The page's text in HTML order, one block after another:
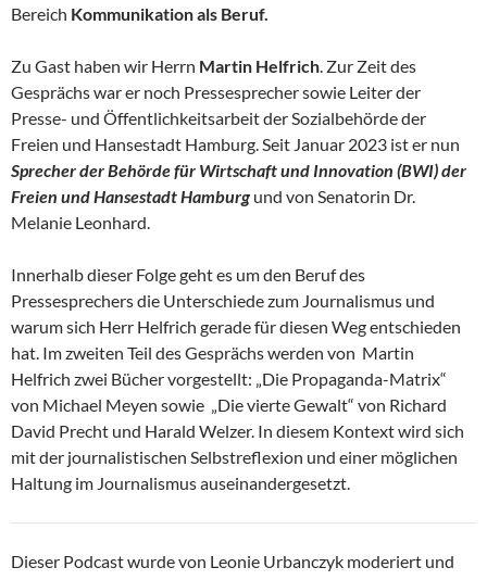
Bereich Kommunikation als Beruf.
Zu Gast haben wir Herrn Martin Helfrich. Zur Zeit des
Gesprächs war er noch Pressesprecher sowie Leiter der
Presse- und Öffentlichkeitsarbeit der Sozialbehörde der
Freien und Hansestadt Hamburg. Seit Januar 2023 ist er nun
Sprecher der Behörde für Wirtschaft und Innovation (BWI) der
Freien und Hansestadt Hamburg und von Senatorin Dr.
Melanie Leonhard.
Innerhalb dieser Folge geht es um den Beruf des
Pressesprechers die Unterschiede zum Journalismus und
warum sich Herr Helfrich gerade für diesen Weg entschieden
hat. Im zweiten Teil des Gesprächs werden von Martin
Helfrich zwei Bücher vorgestellt: „Die Propaganda-Matrix“
von Michael Meyen sowie „Die vierte Gewalt“ von Richard
David Precht und Harald Welzer. In diesem Kontext wird sich
mit der journalistischen Selbstreflexion und einer möglichen
Haltung im Journalismus auseinandergesetzt.
Dieser Podcast wurde von Leonie Urbanczyk moderiert und